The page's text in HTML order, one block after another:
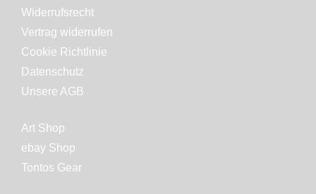
Widerrufsrecht
Vertrag widerrufen
Cookie Richtlinie
Datenschutz
Unsere AGB
Art Shop
ebay Shop
Tontos Gear